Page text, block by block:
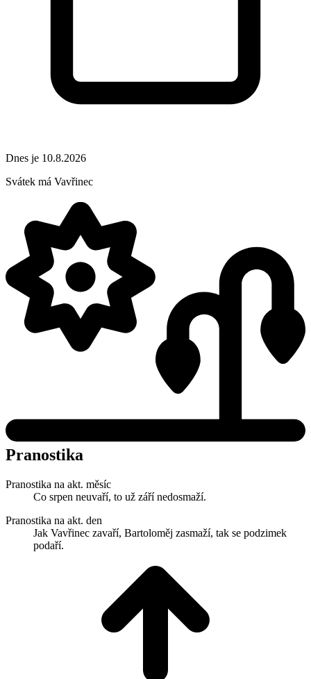
Dnes je 10.8.2026
Svátek má Vavřinec
Pranostika
Pranostika na akt. měsíc
Co srpen neuvaří, to už září nedosmaží.
Pranostika na akt. den
Jak Vavřinec zavaří, Bartoloměj zasmaží, tak se podzimek
podaří.